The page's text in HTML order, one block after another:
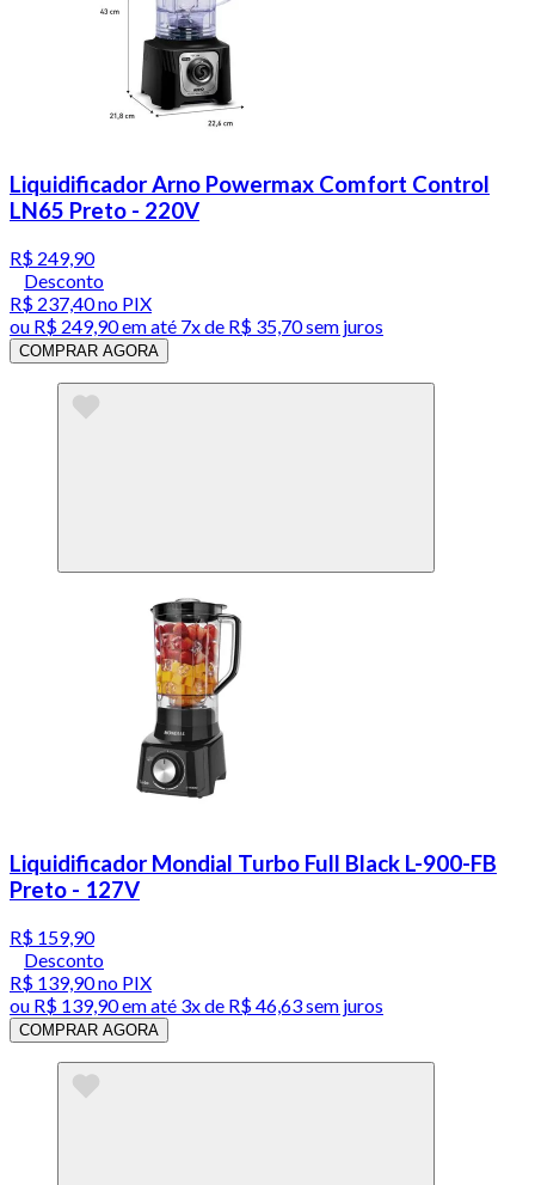
Liquidificador Arno Powermax Comfort Control
LN65 Preto - 220V
R$ 249,90
Desconto
R$ 237,40no PIX
ou R$ 249,90em até 7x de R$ 35,70 sem juros
COMPRAR AGORA
Liquidificador Mondial Turbo Full Black L-900-FB
Preto - 127V
R$ 159,90
Desconto
R$ 139,90no PIX
ou R$ 139,90em até 3x de R$ 46,63 sem juros
COMPRAR AGORA